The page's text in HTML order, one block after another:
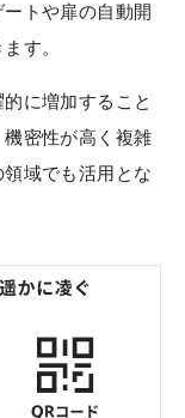
トや扉の自動開
す。
に増加すること
密性が高く複雑
域でも活用とな